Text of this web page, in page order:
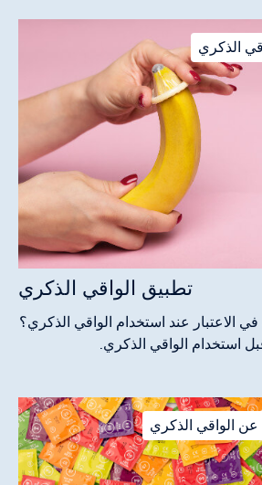
الذكري
تطبيق الواقي الذكري
الاعتبار عند استخدام الواقي الذكري؟
استخدام الواقي الذكري.
عن الواقي الذكري